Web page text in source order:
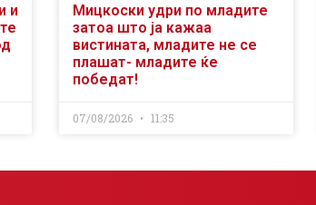
и
Мицкоски удри по младите
затоа што ја кажаа
вистината, младите не се
плашат- младите ќе
победат!
07/08/2026 11:35